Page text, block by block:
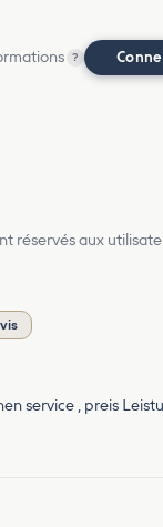
?
réservés aux
service , preis